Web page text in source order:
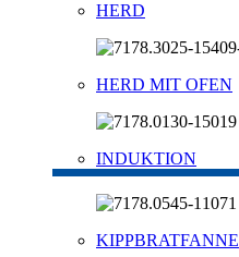
HERD
HERD MIT OFEN
INDUKTION
KIPPBRATFANNE